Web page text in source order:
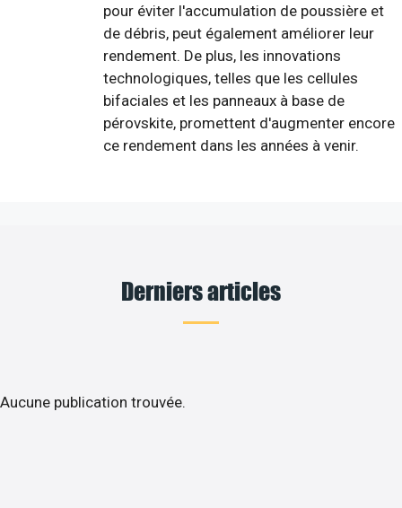
pour éviter l'accumulation de poussière et
de débris, peut également améliorer leur
rendement. De plus, les innovations
technologiques, telles que les cellules
bifaciales et les panneaux à base de
pérovskite, promettent d'augmenter encore
ce rendement dans les années à venir.
Derniers articles
Aucune publication trouvée.